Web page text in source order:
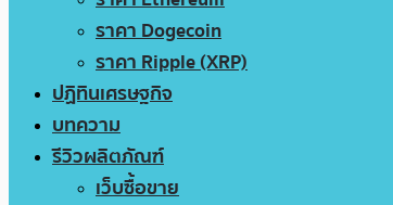
ราคา Dogecoin
ราคา Ripple (XRP)
ปฏิทินเศรษฐกิจ
บทความ
รีวิวผลิตภัณฑ์
เว็บซื้อขาย